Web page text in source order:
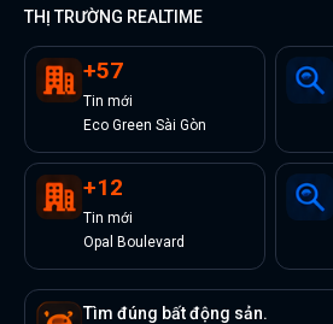
THỊ TRƯỜNG REALTIME
+57
Tin mới
Eco Green Sài Gòn
+12
Tin mới
Opal Boulevard
Tìm đúng bất động sản.